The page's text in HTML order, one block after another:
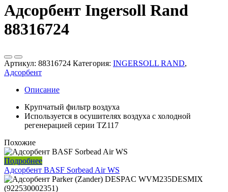
Адсорбент Ingersoll Rand
88316724
Артикул: 88316724 Категория: INGERSOLL RAND,
Адсорбент
Описание
Крупчатый фильтр воздуха
Используется в осушителях воздуха с холодной
регенерацией серии TZ117
Похожие
Подробнее
Адсорбент BASF Sorbead Air WS